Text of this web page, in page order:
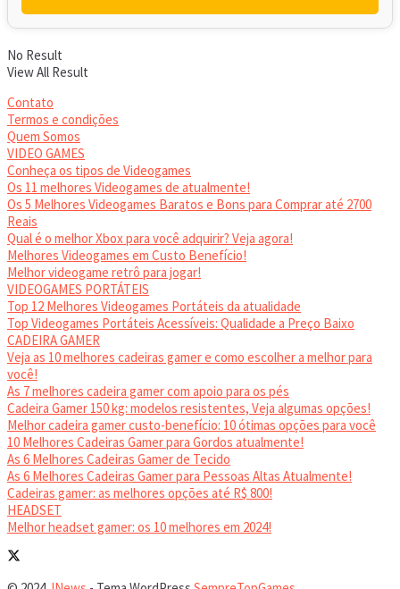
No Result
View All Result
Contato
Termos e condições
Quem Somos
VIDEO GAMES
Conheça os tipos de Videogames
Os 11 melhores Videogames de atualmente!
Os 5 Melhores Videogames Baratos e Bons para Comprar até 2700
Reais
Qual é o melhor Xbox para você adquirir? Veja agora!
Melhores Videogames em Custo Benefício!
Melhor videogame retrô para jogar!
VIDEOGAMES PORTÁTEIS
Top 12 Melhores Videogames Portáteis da atualidade
Top Videogames Portáteis Acessíveis: Qualidade a Preço Baixo
CADEIRA GAMER
você!